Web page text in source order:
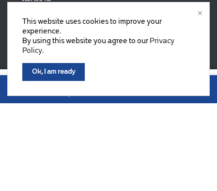
สินค้ามาใหม่
สินค้าขายดี
โปรโมชั่น
วิธีการสั่งซื้อ
SUPPORT
ติดต่อเรา
Home Shop
Wishlist
Account More
This website uses cookies to improve your
experience.
By using this website you agree to ourPrivacy
Policy.
Ok, I am ready